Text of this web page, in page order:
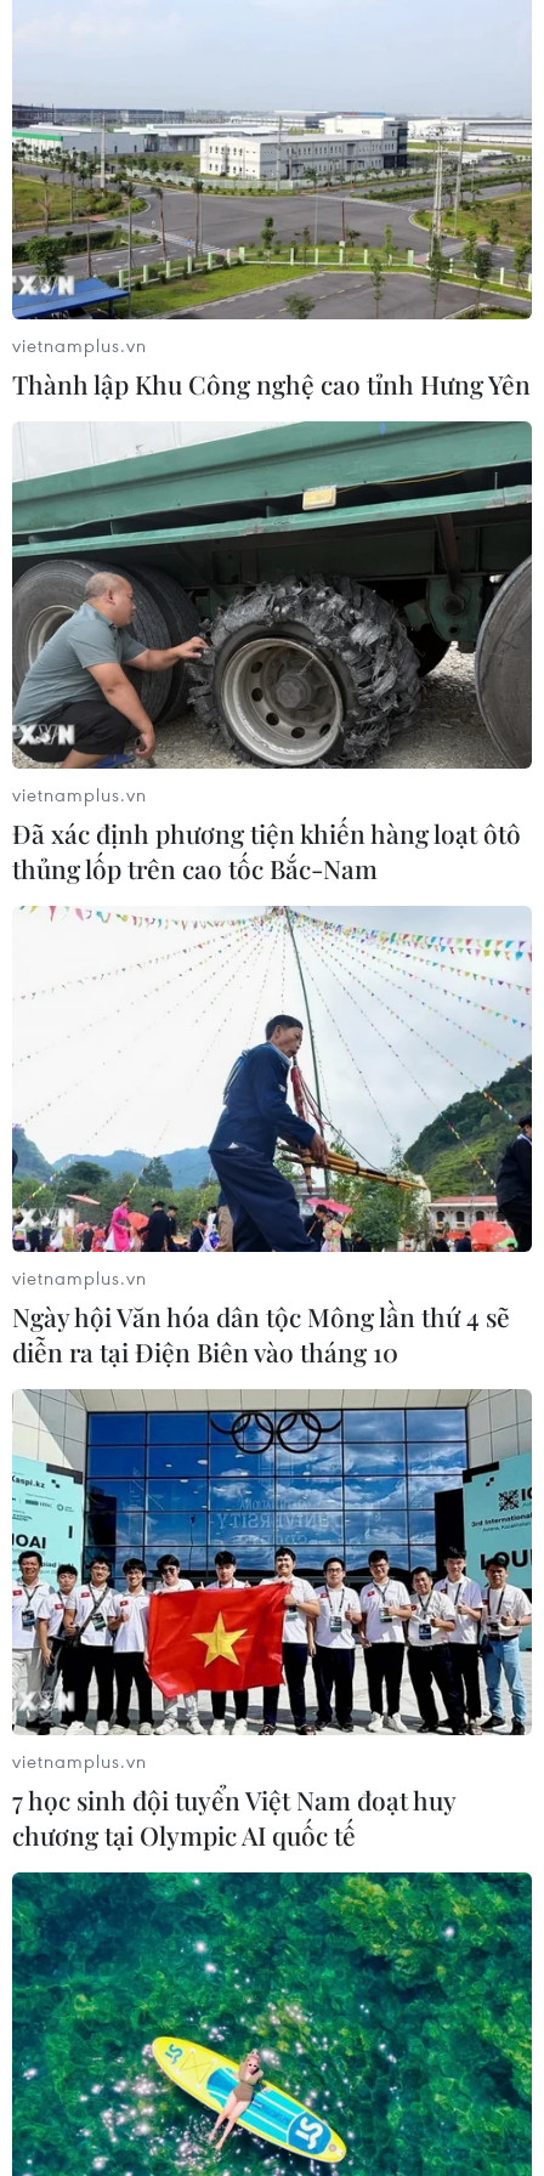
TIN CÙNG CHUYÊN MỤC
vietnamplus.vn
Thành lập Khu Công nghệ cao tỉnh Hưng Yên
vietnamplus.vn
Đã xác định phương tiện khiến hàng loạt ôtô
thủng lốp trên cao tốc Bắc-Nam
vietnamplus.vn
Ngày hội Văn hóa dân tộc Mông lần thứ 4 sẽ
diễn ra tại Điện Biên vào tháng 10
vietnamplus.vn
7 học sinh đội tuyển Việt Nam đoạt huy
chương tại Olympic AI quốc tế